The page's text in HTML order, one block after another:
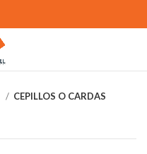
CEPILLOS O CARDAS